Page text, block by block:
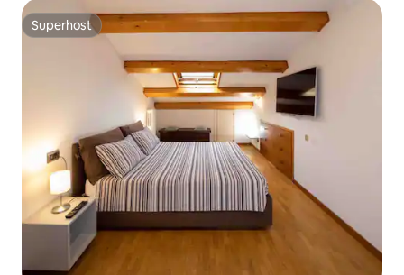
Superhost
Superhost